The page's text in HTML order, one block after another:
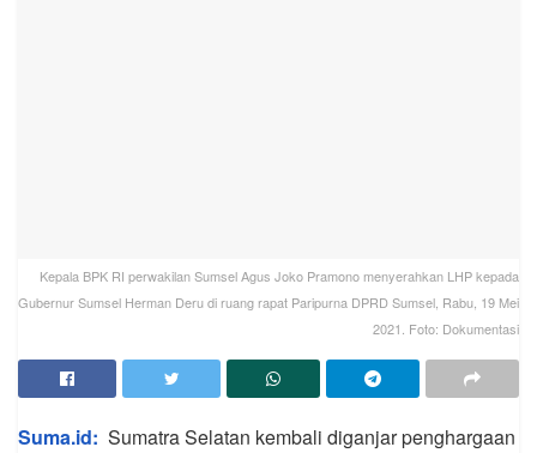
Kepala BPK RI perwakilan Sumsel Agus Joko Pramono menyerahkan LHP kepada
Gubernur Sumsel Herman Deru di ruang rapat Paripurna DPRD Sumsel, Rabu, 19 Mei
2021. Foto: Dokumentasi
Suma.id: Sumatra Selatan kembali diganjar penghargaan